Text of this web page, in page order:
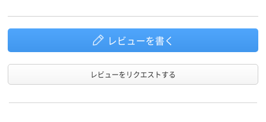
レビューを書く
レビューをリクエストする